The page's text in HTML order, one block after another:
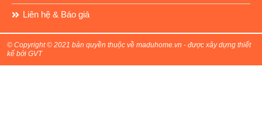
Liên hệ & Báo giá
© Copyright © 2021 bản quyền thuộc về maduhome.vn - được xây dựng thiết
kế bởi GVT